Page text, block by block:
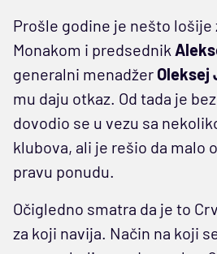
Prošle godine je nešto lošije
Monakom i predsednik
generalni menadžer Oleksej
mu daju otkaz. Od tada je
dovodio se u vezu sa
klubova, ali je rešio da malo
pravu ponudu.
Očigledno smatra da je to
za koji navija. Način na koji